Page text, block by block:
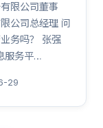
限公司董事
公司总经理 问
务吗？ 张强
服务平…
29